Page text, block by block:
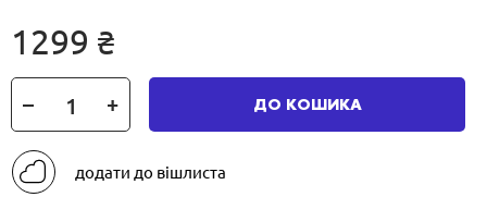
1299 ₴
Собака
Вікі
кількість
ДО КОШИКА